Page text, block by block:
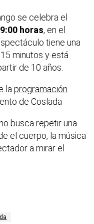
se celebra el
horas, en el
tiene una
minutos y está
de 10 años.
la programación
de Coslada
busca repetir una
el cuerpo, la música
a mirar el